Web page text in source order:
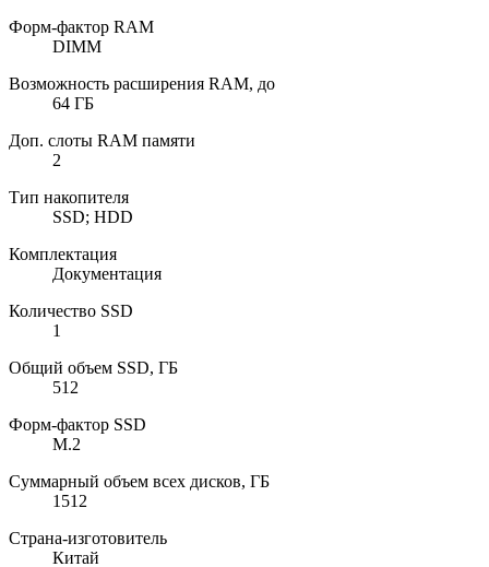
Форм-фактор RAM
DIMM
Возможность расширения RAM, до
64 ГБ
Доп. слоты RAM памяти
2
Тип накопителя
SSD; HDD
Комплектация
Документация
Количество SSD
1
Общий объем SSD, ГБ
512
Форм-фактор SSD
M.2
Суммарный объем всех дисков, ГБ
1512
Страна-изготовитель
Китай